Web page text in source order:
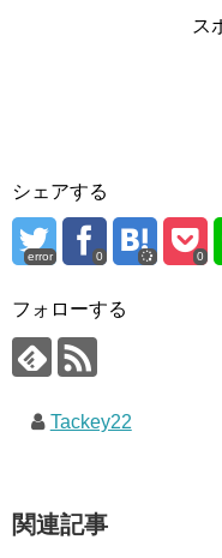
ス
シェアする
error 0 0
フォローする
Tackey22
関連記事